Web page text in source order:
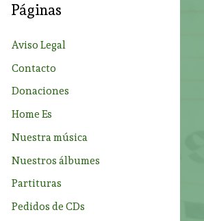
r
:
Páginas
Aviso Legal
Contacto
Donaciones
Home Es
Nuestra música
Nuestros álbumes
Partituras
Pedidos de CDs